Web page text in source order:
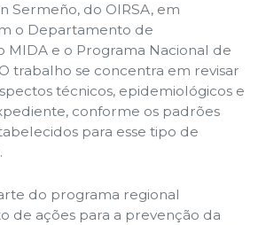
Sermeño, do OIRSA, em
o Departamento de
MIDA e o Programa Nacional de
trabalho se concentra em revisar
técnicos, epidemiológicos e
conforme os padrões
para esse tipo de
do programa regional
de ações para a prevenção da